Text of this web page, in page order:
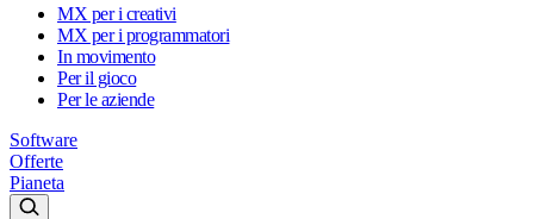
MX per i creativi
MX per i programmatori
In movimento
Per il gioco
Per le aziende
Software
Offerte
Pianeta